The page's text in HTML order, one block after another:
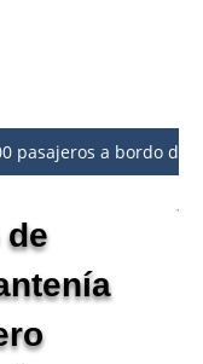
pasajeros a bordo
de